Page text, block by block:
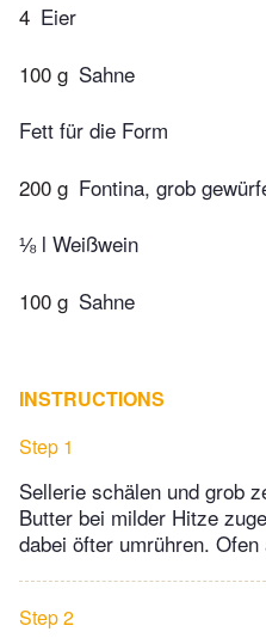
4 Eier
100 g Sahne
Fett für die Form
200 g Fontina, grob
⅛ l Weißwein
100 g Sahne
INSTRUCTIONS
Step 1
Sellerie schälen und grob
Butter bei milder Hitze
dabei öfter umrühren.
Step 2